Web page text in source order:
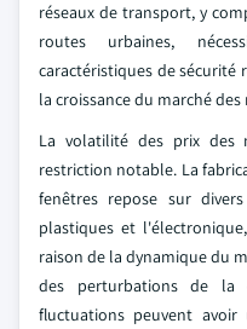
réseaux de transport, y
routes urbaines,
caractéristiques de sécurité
la croissance du marché
La volatilité des prix des
restriction notable. La
fenêtres repose sur
plastiques et
raison de la dynamique du
des perturbations de la
fluctuations peuvent avoir